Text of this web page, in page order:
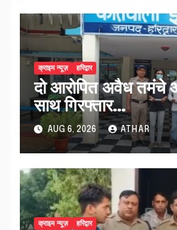
क्राइम न्यूज़ हरिद्वार
दो आरोपित अवैध
साथ गिरफ्तार…
AUG 6, 2026 ATHAR
क्राइम न्यूज़ हरिद्वार